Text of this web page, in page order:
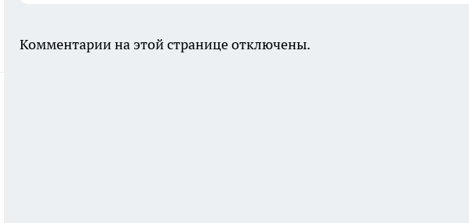
Комментарии на этой странице отключены.